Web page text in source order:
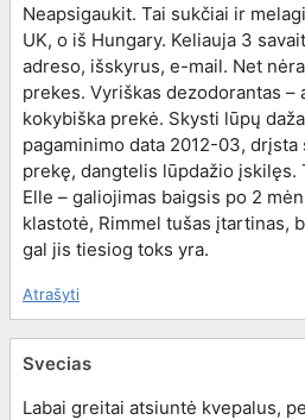
Neapsigaukit. Tai sukčiai ir
UK, o iš Hungary. Keliauja 3
adreso, išskyrus, e-mail. Net
prekes. Vyriškas dezodorantas –
kokybiška prekė. Skysti lūpų
pagaminimo data 2012-03,
prekę, dangtelis lūpdažio įskilęs.
Elle – galiojimas baigsis po 2
klastotė, Rimmel tušas įtartinas,
gal jis tiesiog toks yra.
Atrašyti
Svecias
Labai greitai atsiuntė kvepalus,